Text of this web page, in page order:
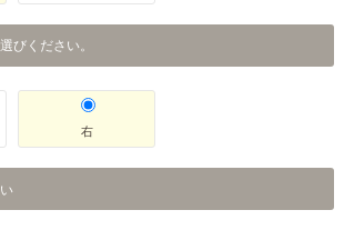
びください。
右